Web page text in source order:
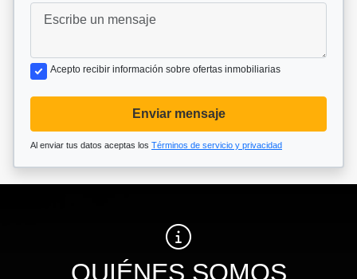
Acepto recibir información sobre ofertas inmobiliarias
Enviar mensaje
Al enviar tus datos aceptas los Términos de servicio y privacidad
QUIÉNES SOMOS